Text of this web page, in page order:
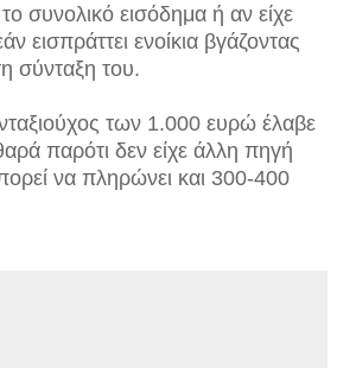
συνολικό εισόδημα ή αν είχε
εισπράττει ενοίκια βγάζοντας
σύνταξη του.
των 1.000 ευρώ έλαβε
παρότι δεν είχε άλλη πηγή
να πληρώνει και 300-400